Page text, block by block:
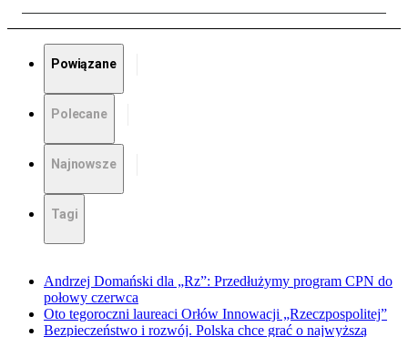
Powiązane
Polecane
Najnowsze
Tagi
Andrzej Domański dla „Rz”: Przedłużymy program CPN do
połowy czerwca
Oto tegoroczni laureaci Orłów Innowacji „Rzeczpospolitej”
Bezpieczeństwo i rozwój. Polska chce grać o najwyższą